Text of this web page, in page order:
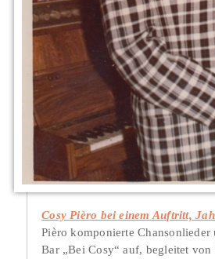
Cosy Pièro bei einem Auftritt,
Pièro komponierte
Bar „Bei Cosy“ auf, begleitet